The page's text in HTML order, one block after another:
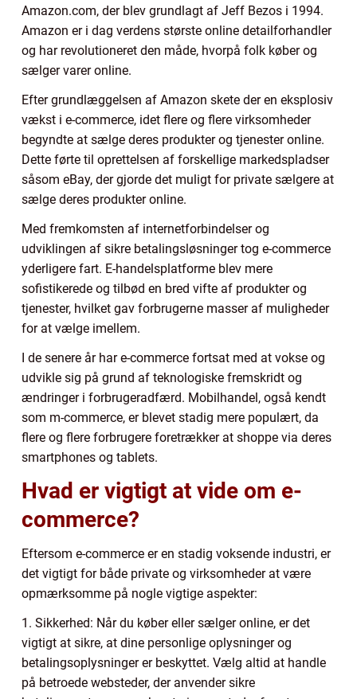
Amazon.com, der blev grundlagt af Jeff Bezos i 1994.
Amazon er i dag verdens største online detailforhandler
og har revolutioneret den måde, hvorpå folk køber og
sælger varer online.
Efter grundlæggelsen af Amazon skete der en eksplosiv
vækst i e-commerce, idet flere og flere virksomheder
begyndte at sælge deres produkter og tjenester online.
Dette førte til oprettelsen af forskellige markedspladser
såsom eBay, der gjorde det muligt for private sælgere at
sælge deres produkter online.
Med fremkomsten af internetforbindelser og
udviklingen af sikre betalingsløsninger tog e-commerce
yderligere fart. E-handelsplatforme blev mere
sofistikerede og tilbød en bred vifte af produkter og
tjenester, hvilket gav forbrugerne masser af muligheder
for at vælge imellem.
I de senere år har e-commerce fortsat med at vokse og
udvikle sig på grund af teknologiske fremskridt og
ændringer i forbrugeradfærd. Mobilhandel, også kendt
som m-commerce, er blevet stadig mere populært, da
flere og flere forbrugere foretrækker at shoppe via deres
smartphones og tablets.
Hvad er vigtigt at vide om e-
commerce?
Eftersom e-commerce er en stadig voksende industri, er
det vigtigt for både private og virksomheder at være
opmærksomme på nogle vigtige aspekter:
1. Sikkerhed: Når du køber eller sælger online, er det
vigtigt at sikre, at dine personlige oplysninger og
betalingsoplysninger er beskyttet. Vælg altid at handle
på betroede websteder, der anvender sikre